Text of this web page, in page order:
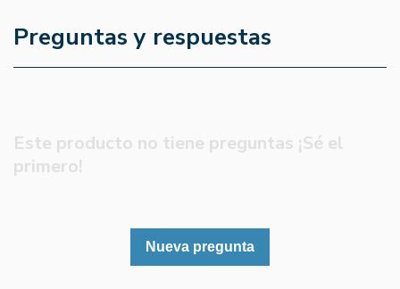
Preguntas y respuestas
Este producto no tiene preguntas ¡Sé el
primero!
Nueva pregunta